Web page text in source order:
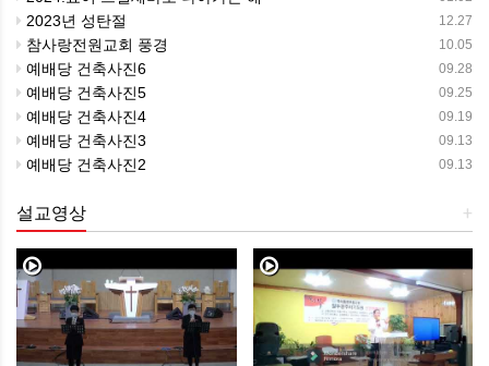
12.27
2023년 성탄절
10.05
참사랑전원교회 풍경
09.28
예배당 건축사진6
09.25
예배당 건축사진5
09.19
예배당 건축사진4
09.13
예배당 건축사진3
09.13
예배당 건축사진2
+
설교영상